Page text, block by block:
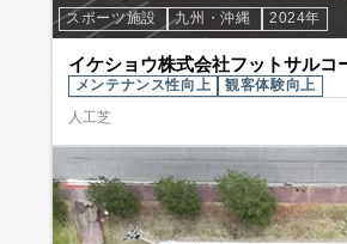
スポーツ施設 九州・沖縄 2024年
イケショウ株式会社フットサルコ
メンテナンス性向上
観客体験向上
人工芝